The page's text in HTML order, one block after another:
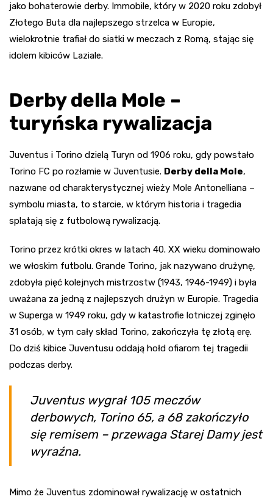
jako bohaterowie derby. Immobile, który w 2020 roku zdobył
Złotego Buta dla najlepszego strzelca w Europie,
wielokrotnie trafiał do siatki w meczach z Romą, stając się
idolem kibiców Laziale.
Derby della Mole –
turyńska rywalizacja
Juventus i Torino dzielą Turyn od 1906 roku, gdy powstało
Torino FC po rozłamie w Juventusie. Derby della Mole,
nazwane od charakterystycznej wieży Mole Antonelliana –
symbolu miasta, to starcie, w którym historia i tragedia
splatają się z futbolową rywalizacją.
Torino przez krótki okres w latach 40. XX wieku dominowało
we włoskim futbolu. Grande Torino, jak nazywano drużynę,
zdobyła pięć kolejnych mistrzostw (1943, 1946-1949) i była
uważana za jedną z najlepszych drużyn w Europie. Tragedia
w Superga w 1949 roku, gdy w katastrofie lotniczej zginęło
31 osób, w tym cały skład Torino, zakończyła tę złotą erę.
Do dziś kibice Juventusu oddają hołd ofiarom tej tragedii
podczas derby.
Juventus wygrał 105 meczów
derbowych, Torino 65, a 68 zakończyło
się remisem – przewaga Starej Damy jest
wyraźna.
Mimo że Juventus zdominował rywalizację w ostatnich